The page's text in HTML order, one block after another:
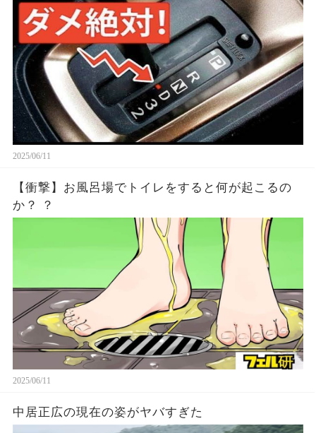
2025/06/11
【衝撃】お風呂場でトイレをすると何が起こるの
か？ ？
2025/06/11
中居正広の現在の姿がヤバすぎた